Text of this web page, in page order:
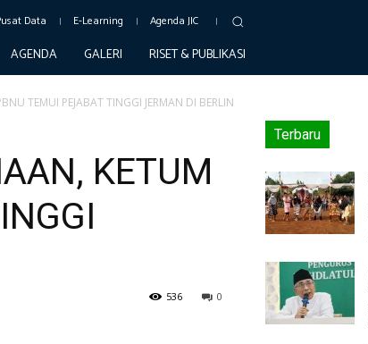
Data E-Learning Agenda JIC
AGENDA GALERI RISET & PUBLIKASI
TEMUI PEJABAT TINGGI JERMAN DI BERLIN
KETUM
0
536
Terbaru